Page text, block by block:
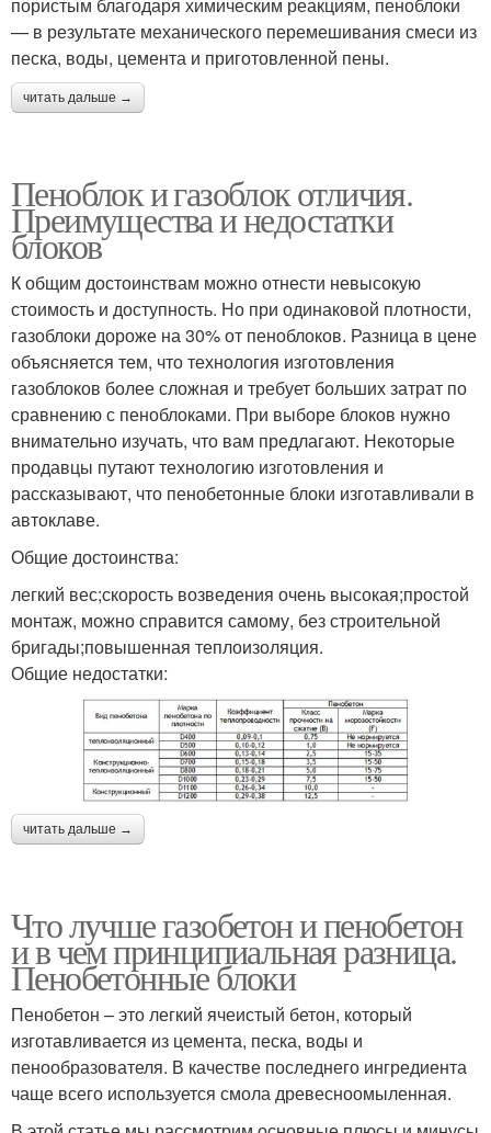
пористым благодаря химическим реакциям, пеноблоки
— в результате механического перемешивания смеси из
песка, воды, цемента и приготовленной пены.
читать дальше →
Пеноблок и газоблок отличия.
Преимущества и недостатки
блоков
К общим достоинствам можно отнести невысокую
стоимость и доступность. Но при одинаковой плотности,
газоблоки дороже на 30% от пеноблоков. Разница в цене
объясняется тем, что технология изготовления
газоблоков более сложная и требует больших затрат по
сравнению с пеноблоками. При выборе блоков нужно
внимательно изучать, что вам предлагают. Некоторые
продавцы путают технологию изготовления и
рассказывают, что пенобетонные блоки изготавливали в
автоклаве.
Общие достоинства:
легкий вес;скорость возведения очень высокая;простой
монтаж, можно справится самому, без строительной
бригады;повышенная теплоизоляция.
Общие недостатки:
читать дальше →
Что лучше газобетон и пенобетон
и в чем принципиальная разница.
Пенобетонные блоки
Пенобетон – это легкий ячеистый бетон, который
изготавливается из цемента, песка, воды и
пенообразователя. В качестве последнего ингредиента
чаще всего используется смола древесноомыленная.